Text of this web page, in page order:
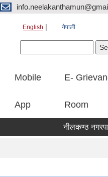
English नेपाली
Mobile
App
E-
Room
नीलकण्ठ